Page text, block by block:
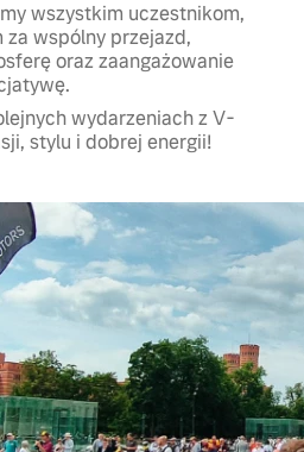
wszystkim uczestnikom,
wspólny przejazd,
oraz zaangażowanie
wydarzeniach z V-
stylu i dobrej energii!